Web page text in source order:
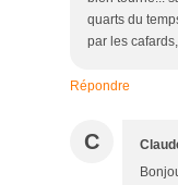
quarts du
par les
Répondre
C